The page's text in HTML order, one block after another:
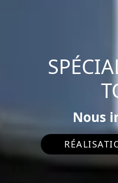
Nous